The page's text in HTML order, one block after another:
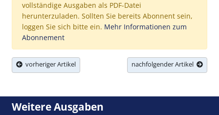
vollständige Ausgaben als PDF-Datei
herunterzuladen. Sollten Sie bereits Abonnent sein,
loggen Sie sich bitte ein. Mehr Informationen zum
Abonnement
vorheriger Artikel nachfolgender Artikel
Weitere Ausgaben